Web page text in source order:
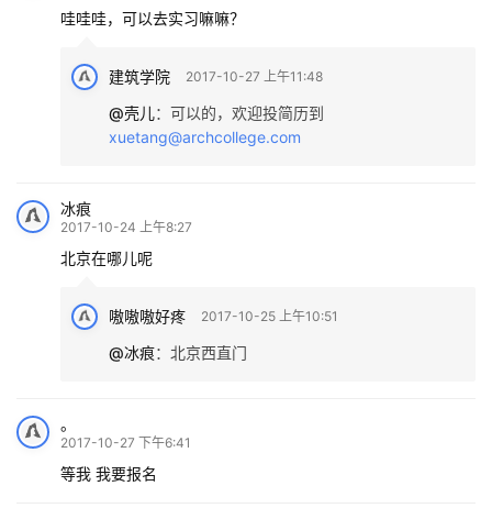
哇哇哇，可以去实习嘛嘛？
建筑学院 2017-10-27 上午11:48
@壳儿： 可以的，欢迎投简历到
xuetang@archcollege.com
冰痕
2017-10-24 上午8:27
北京在哪儿呢
嗷嗷嗷好疼 2017-10-25 上午10:51
@冰痕： 北京西直门
。
2017-10-27 下午6:41
等我 我要报名